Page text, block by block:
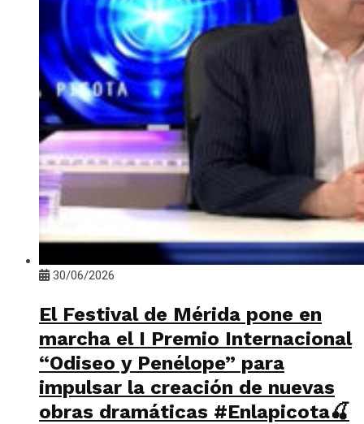
30/06/2026
El Festival de Mérida pone en
marcha el I Premio Internacional
“Odiseo y Penélope” para
impulsar la creación de nuevas
obras dramáticas #Enlapicota🍒